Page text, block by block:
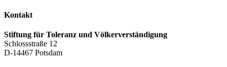
Kontakt
Stiftung für Toleranz und Völkerverständigung
Schlossstraße 12
D-14467 Potsdam